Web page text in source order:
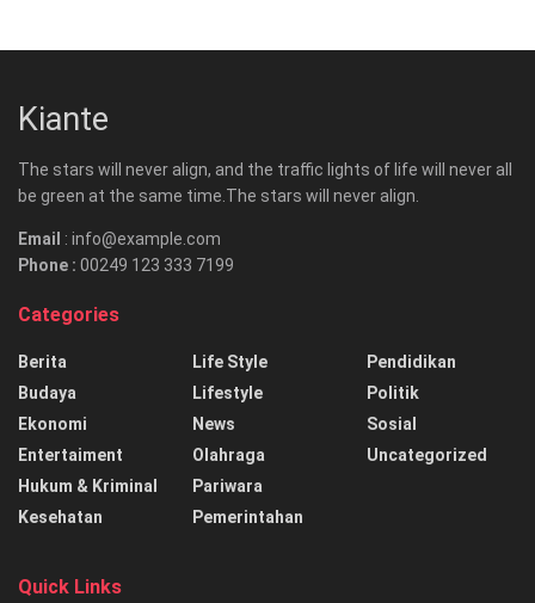
Kiante
The stars will never align, and the traffic lights of life will never all
be green at the same time.The stars will never align.
Email : info@example.com
Phone : 00249 123 333 7199
Categories
Berita
Budaya
Ekonomi
Entertaiment
Hukum & Kriminal
Kesehatan
Life Style
Lifestyle
News
Olahraga
Pariwara
Pemerintahan
Pendidikan
Politik
Sosial
Uncategorized
Quick Links